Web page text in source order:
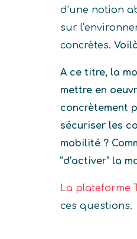
d’une notion
sur
concrètes.
A ce titre, la
mettre en
concrètement
sécuriser les
mobilité ?
“d’activer” la
La plateforme
ces questions.